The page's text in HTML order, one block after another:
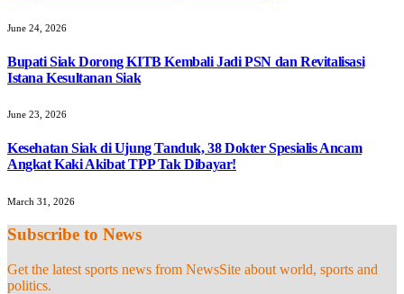
June 24, 2026
Bupati Siak Dorong KITB Kembali Jadi PSN dan Revitalisasi
Istana Kesultanan Siak
June 23, 2026
Kesehatan Siak di Ujung Tanduk, 38 Dokter Spesialis Ancam
Angkat Kaki Akibat TPP Tak Dibayar!
March 31, 2026
Subscribe to News
Get the latest sports news from NewsSite about world, sports and
politics.